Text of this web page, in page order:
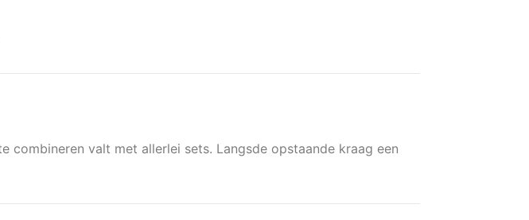
valt met allerlei sets. Langsde opstaande kraag een